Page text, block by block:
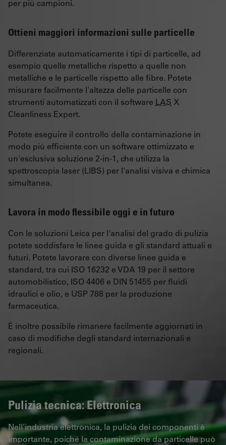
per più campioni.
Ottieni maggiori informazioni sulle particelle
Differenziate automaticamente i tipi di particelle, ad
esempio quelle metalliche rispetto a quelle non
metalliche e le particelle rispetto alle fibre. Potete
misurare facilmente l'altezza delle particelle con
strumenti automatizzati con il software LAS X
Cleanliness Expert.
Potete eseguire il controllo della contaminazione in
modo più efficiente con un software ottimizzato e
un'esclusiva soluzione 2-in-1, che utilizza la
spettroscopia laser (LIBS) per l'analisi visiva e chimica
simultanea.
Lavora in modo flessibile oggi e in futuro
Con le soluzioni Leica per l'analisi del grado di pulizia
potete soddisfare le linee guida e gli standard attuali e
futuri. Potete lavorare con diverse linee guida e
standard, tra cui ISO 16232 e VDA 19 per il settore
automobilistico, ISO 4406 e DIN 51455 per fluidi
idraulici e olio, e USP 788 per la produzione
farmaceutica.
È inoltre possibile rimanere facilmente aggiornati in
caso di modifiche degli standard internazionali e
regionali.
Pulizia tecnica: Elettronica
Nell'industria elettronica, la pulizia dei componenti è
importante, poiché la contaminazione da particelle può